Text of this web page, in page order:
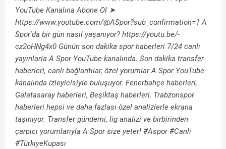
YouTube Kanalına Abone Ol ➤
https://www.youtube.com/@ASpor?sub_confirmation=1 A
Spor'da bir gün nasıl yaşanıyor? https://youtu.be/-
cz2oHNg4x0 Günün son dakika spor haberleri 7/24 canlı
yayınlarla A Spor YouTube kanalında. Son dakika transfer
haberleri, canlı bağlantılar, özel yorumlar A Spor YouTube
kanalında izleyicisiyle buluşuyor. Fenerbahçe haberleri,
Galatasaray haberleri, Beşiktaş haberleri, Trabzonspor
haberleri hepsi ve daha fazlası özel analizlerle ekrana
taşınıyor. Transfer gündemi, lig analizi ve birbirinden
çarpıcı yorumlarıyla A Spor size yeter! #Aspor #Canlı
#TürkiyeKupası